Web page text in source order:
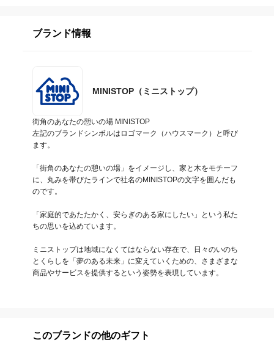
ブランド情報
MINISTOP（ミニストップ）
街角のあなたの憩いの場 MINISTOP
左記のブランドシンボルはロゴマーク（ハウスマーク）と呼び
ます。
「街角のあなたの憩いの場」をイメージし、家と木をモチーフ
に、丸みを帯びたラインで社名のMINISTOPの文字を囲んだも
のです。
「家庭的であたたかく、安らぎのある家にしたい」という私た
ちの思いを込めています。
ミニストップは地域になくてはならない存在で、日々のいのち
とくらしを「夢のある未来」に変えていくための、さまざまな
商品やサービスを提供するという姿勢を表現しています。
このブランドの他のギフト